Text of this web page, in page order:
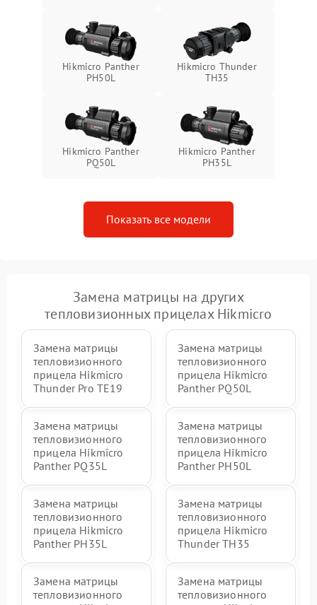
Поломка системы защиты
от перенапряжения
Подробнее →
Поломка системы защиты
1500 ₽ Подробнее →
Hikmicro Panther
PH50L
Hikmicro Thunder
TH35
Hikmicro Panther
PQ50L
Hikmicro Panther
PH35L
Показать все модели
Замена матрицы на других
тепловизионных прицелах Hikmicro
Замена матрицы
тепловизионного
прицела Hikmicro
Thunder Pro TE19
Замена матрицы
тепловизионного
прицела Hikmicro
Panther PQ50L
Замена матрицы
тепловизионного
прицела Hikmicro
Panther PQ35L
Замена матрицы
тепловизионного
прицела Hikmicro
Panther PH50L
Замена матрицы
тепловизионного
прицела Hikmicro
Panther PH35L
Замена матрицы
тепловизионного
прицела Hikmicro
Thunder TH35
Замена матрицы
тепловизионного
Замена матрицы
тепловизионного